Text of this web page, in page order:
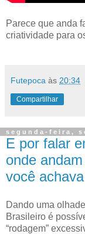
Parece que anda
criatividade para
Futepoca às 20:34
Compartilhar
segunda-feira,
E por falar
onde
você
Dando uma
Brasileiro é
“rodagem”